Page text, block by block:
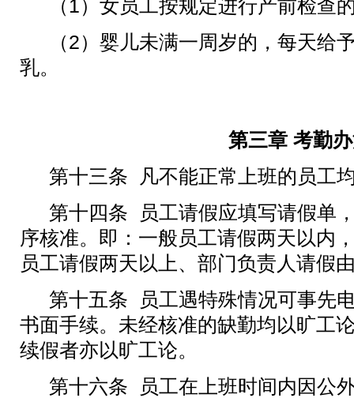
（ 1）女员工按规定进行产前检查
（2）婴儿未满一周岁的，每天给
乳。
第三章 考勤
第十三条
凡不能正常上班的员工
第十四条
员工请假应填写请假单
序核准。即：一般员工请假两天以内
员工请假两天以上、部门负责人请假
第十五条
员工遇特殊情况可事先
书面手续。未经核准的缺勤均以旷工
续假者亦以旷工论。
第十六条
员工在上班时间内因公